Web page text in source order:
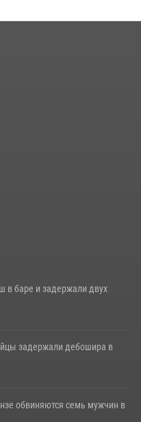
Росгвардии
области Павел
праздник
в баре и задержали двух
задержали дебошира в
обвиняются семь мужчин в